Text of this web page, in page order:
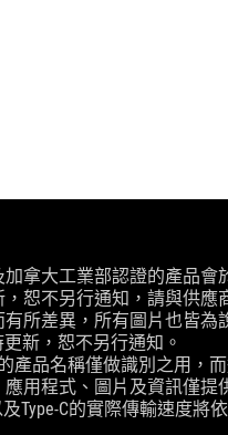
拿大工業部認證的產品會
恕不另行通知，請與供
所差異，所有圖片也皆為
新，恕不另行通知。
產品名稱僅做識別之用，
用程式、圖片及資訊僅提
以及Type-C的實際傳輸速